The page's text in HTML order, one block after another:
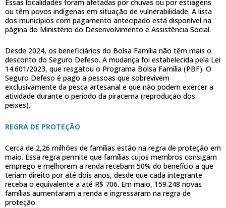
Essas localidades foram afetadas por chuvas ou por estiagens
ou têm povos indígenas em situação de vulnerabilidade. A lista
dos municípios com pagamento antecipado está disponível na
página do Ministério do Desenvolvimento e Assistência Social.
Desde 2024, os beneficiários do Bolsa Família não têm mais o
desconto do Seguro Defeso. A mudança foi estabelecida pela Lei
14.601/2023, que resgatou o Programa Bolsa Família (PBF). O
Seguro Defeso é pago a pessoas que sobrevivem
exclusivamente da pesca artesanal e que não podem exercer a
atividade durante o período da piracema (reprodução dos
peixes).
REGRA DE PROTEÇÃO
Cerca de 2,26 milhões de famílias estão na regra de proteção em
maio. Essa regra permite que famílias cujos membros consigam
emprego e melhorem a renda recebam 50% do benefício a que
teriam direito por até dois anos, desde que cada integrante
receba o equivalente a até R$ 706. Em maio, 159.248 novas
famílias aumentaram a renda e ingressaram na regra de
proteção.